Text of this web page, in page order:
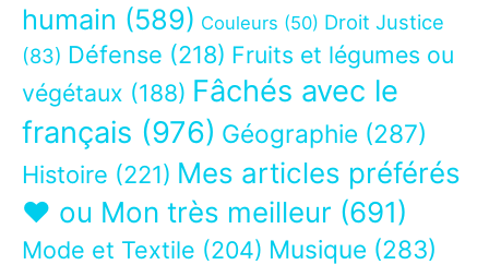
humain (589) Couleurs (50) Droit Justice
(83) Défense (218) Fruits et légumes ou
végétaux (188) Fâchés avec le
français (976) Géographie (287)
Histoire (221) Mes articles préférés
❤ ou Mon très meilleur (691)
Mode et Textile (204) Musique (283)